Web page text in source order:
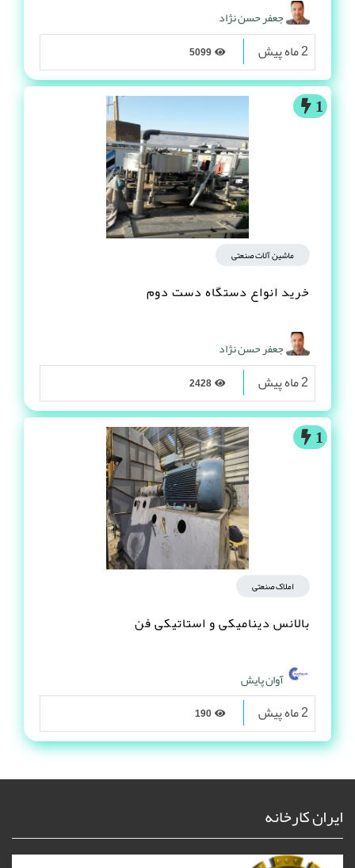
جعفر حسن نژاد
2 ماه پیش
1
ماشین آلات صنعتی
خرید انواع دستگاه دست دوم
جعفر حسن نژاد
2 ماه پیش
1
املاک صنعتی
بالانس دینامیکی و استاتیکی فن
آوان پایش
2 ماه پیش
ایران کارخانه